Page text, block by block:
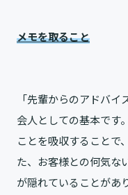
メモを取ること
「先輩からのアドバ
会人としての基本です
ことを吸収することで
た、お客様との何気な
が隠れていることがあ